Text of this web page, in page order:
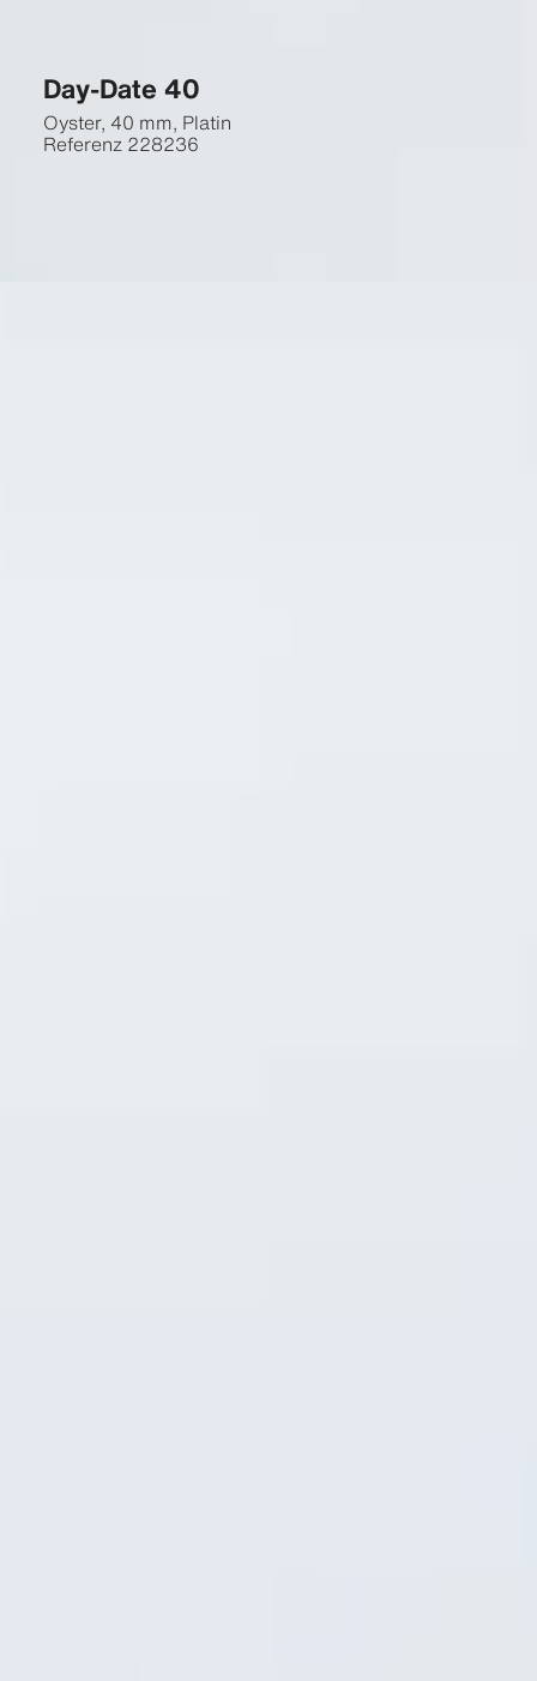
Day-Date 40
Oyster, 40 mm, Platin
Referenz 228236